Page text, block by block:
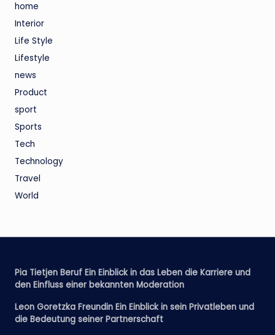
home
Interior
Life Style
Lifestyle
news
Product
sport
Sports
Tech
Technology
Travel
World
Pia Tietjen Beruf Ein Einblick in das Leben die Karriere und
den Einfluss einer bekannten Moderation
Leon Goretzka Freundin Ein Einblick in sein Privatleben und
die Bedeutung seiner Partnerschaft